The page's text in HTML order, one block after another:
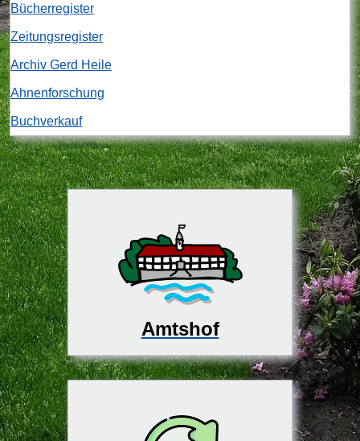
Bücherregister
Zeitungsregister
Archiv Gerd Heile
Ahnenforschung
Buchverkauf
Amtshof